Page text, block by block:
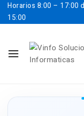
Horarios 8:00 – 17:00
15:00